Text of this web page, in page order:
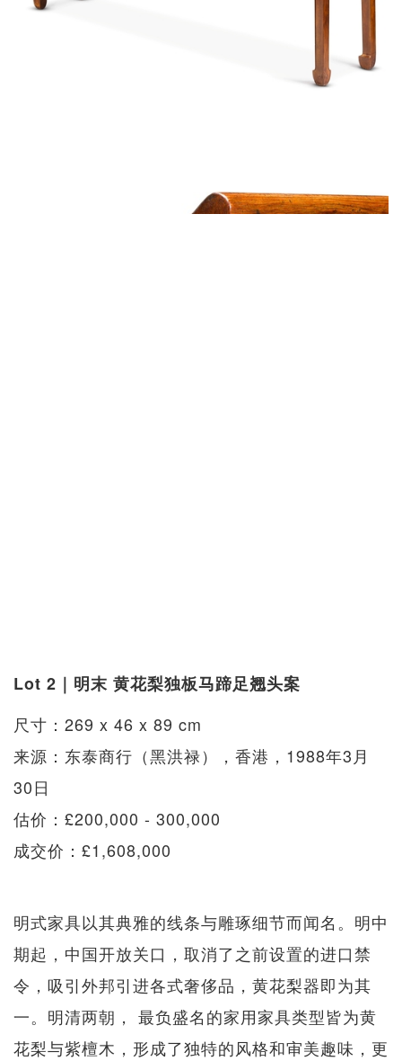
Lot 2｜明末 黄花梨独板马蹄足翘头案
尺寸：269 x 46 x 89 cm
来源：东泰商行（黑洪禄），香港，1988年3月
30日
估价：£200,000 - 300,000
成交价：£1,608,000
明式家具以其典雅的线条与雕琢细节而闻名。明中
期起，中国开放关口，取消了之前设置的进口禁
令，吸引外邦引进各式奢侈品，黄花梨器即为其
一。明清两朝， 最负盛名的家用家具类型皆为黄
花梨与紫檀木，形成了独特的风格和审美趣味，更